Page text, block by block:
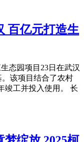
百亿元打造生
态园项目23日在武汉
该项目结合了农村
竣工并投入使用。 长